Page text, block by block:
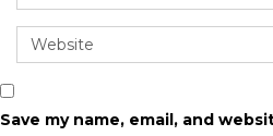
Save my name, email, and